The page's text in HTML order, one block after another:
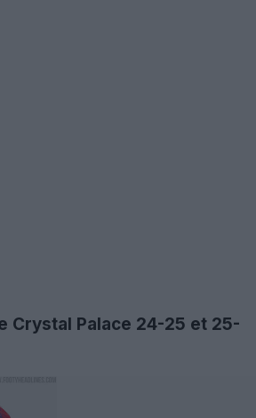
Crystal Palace 24-25 et 25-